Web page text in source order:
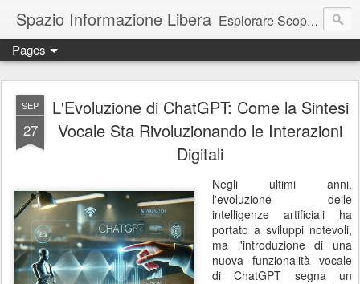
Spazio Informazione Libera Esplorare Scoprire Creare
Escursioni, viaggi, arte, tecnologia, attualità
Pages
SEP
27
L'Evoluzione di ChatGPT: Come la Sintesi
Vocale Sta Rivoluzionando le Interazioni
Digitali
Negli ultimi anni,
l'evoluzione delle
intelligenze artificiali ha
portato a sviluppi notevoli,
ma l'introduzione di una
nuova funzionalità vocale
di ChatGPT segna un